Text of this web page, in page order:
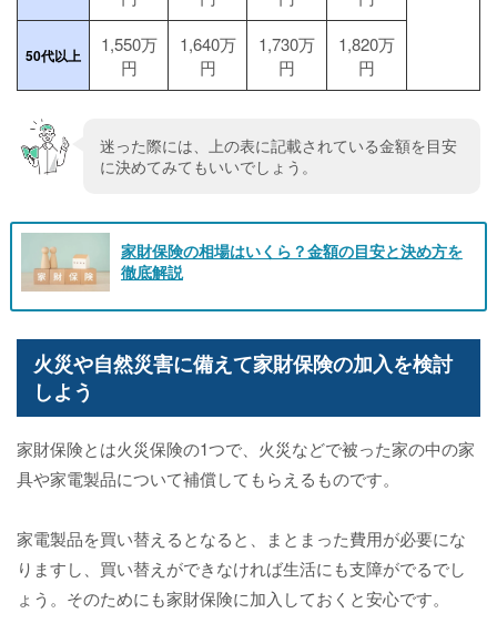
50代以上
1,550万
円
1,640万
円
1,730万
円
1,820万
円
迷った際には、上の表に記載されている金額を目安
に決めてみてもいいでしょう。
家財保険の相場はいくら？金額の目安と決め方を
徹底解説
火災や自然災害に備えて家財保険の加入を検討
しよう
家財保険とは火災保険の1つで、火災などで被った家の中の家
具や家電製品について補償してもらえるものです。
家電製品を買い替えるとなると、まとまった費用が必要にな
りますし、買い替えができなければ生活にも支障がでるでし
ょう。そのためにも家財保険に加入しておくと安心です。